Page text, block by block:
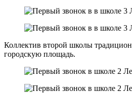
Коллектив второй школы
городскую площадь.